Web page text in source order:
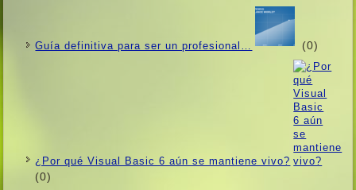
Guí­a definitiva para ser un profesional… (0)
¿Por qué Visual Basic 6 aún se mantiene vivo?
(0)